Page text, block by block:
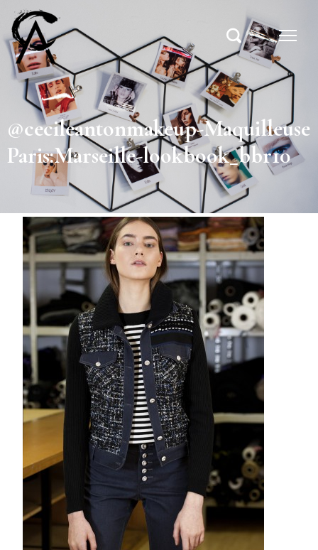
@cecileantonmakeup-Maquilleuse
Paris:Marseille-lookbook_bbr10